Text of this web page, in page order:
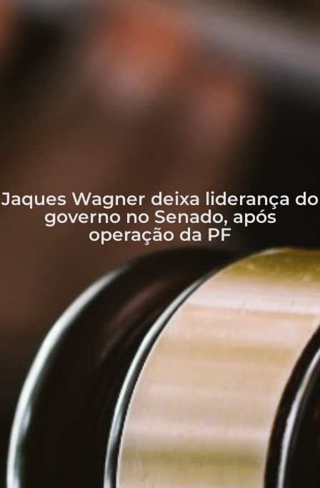
Jaques Wagner deixa liderança do
governo no Senado, após
operação da PF